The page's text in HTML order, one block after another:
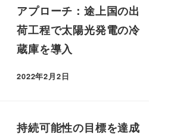
アプローチ：途上国の出
荷工程で太陽光発電の冷
蔵庫を導入
2022年2月2日
持続可能性の目標を達成